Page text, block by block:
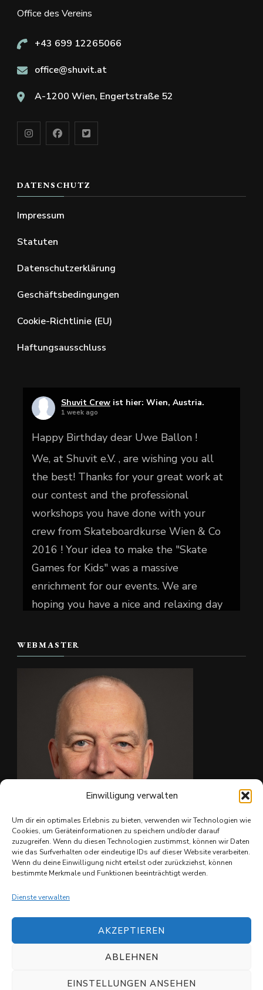
Einwilligung verwalten
Um dir ein optimales Erlebnis zu bieten, verwenden wir Technologien wie
Cookies, um Geräteinformationen zu speichern und/oder darauf
zuzugreifen. Wenn du diesen Technologien zustimmst, können wir Daten
wie das Surfverhalten oder eindeutige IDs auf dieser Website verarbeiten.
Wenn du deine Einwilligung nicht erteilst oder zurückziehst, können
bestimmte Merkmale und Funktionen beeinträchtigt werden.
Dienste verwalten
AKZEPTIEREN
ABLEHNEN
EINSTELLUNGEN ANSEHEN
Office des Vereins
+43 699 12265066
office@shuvit.at
A-1200 Wien, Engertstraße 52
DATENSCHUTZ
Impressum
Statuten
Datenschutzerklärung
Geschäftsbedingungen
Cookie-Richtlinie (EU)
Haftungsausschluss
Shuvit Crew ist hier: Wien, Austria.
1 week ago
Happy Birthday dear Uwe Ballon !
We, at Shuvit e.V. , are wishing you all
the best! Thanks for your great work at
our contest and the professional
workshops you have done with your
crew from Skateboardkurse Wien & Co
2016 ! Your idea to make the "Skate
Games for Kids" was a massive
enrichment for our events. We are
hoping you have a nice and relaxing day
📷 Christian Reiter
#skate4fun
Foto
Auf Facebook anzeigen Teilen
WEBMASTER
Ing. Christian Reiter
Datenschutzerklärung